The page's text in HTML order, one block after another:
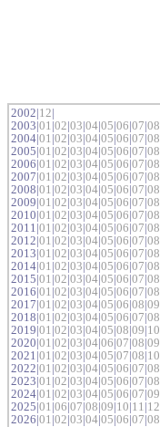
2002|12|
2003|01 |02|03|04|05|06|07|08
2004|01 |02|03|04|05|06|07|08
2005|01 |02|03|04|05|06|07|08
2006|01 |02|03|04|05|06|07|08
2007|01 |02|03|04|05|06|07|08
2008|01 |02|03|04|05|06|07|08
2009|01 |02|03|04|05|06|07|08
2010|01 |02|03|04|05|06|07|08
2011|01 |02|03|04|05|06|07|08
2012|01 |02|03|04|05|06|07|08
2013|01 |02|03|04|05|06|07|08
2014|01 |02|03|04|05|06|07|08
2015|01 |02|03|04|05|06|07|08
2016|01 |02|03|04|05|06|07|08
2017|01 |02|03|04|05|06|08|09
2018|01 |02|03|04|05|06|07|08
2019|01 |02|03|04|05|08|09|10
2020|01 |02|03|04|06|07|08|09
2021|01 |02|03|04|05|07|08|10
2022|01 |02|03|04|05|06|07|08
2023|01 |02|03|04|05|06|07|08
2024|01 |02|03|04|05|06|07|09
2025|01 |06|07|08|09|10|11 |12
2026|01 |02|03|04|05|06|07|08